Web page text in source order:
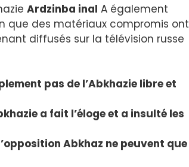
Ardzinba inal A également
que des matériaux compromis ont
diffusés sur la télévision russe
pas de l’Abkhazie libre et
a fait l’éloge et a insulté les
Abkhaz ne peuvent que